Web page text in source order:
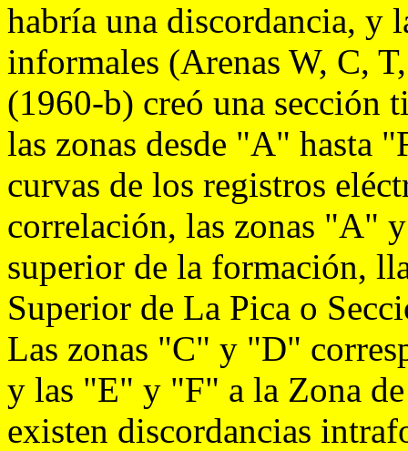
habría una discordancia, y
informales (Arenas W, C,
(1960-b) creó una sección
las zonas desde "A" hasta
curvas de los registros
correlación, las zonas "A"
superior de la formación,
Superior de La Pica o
Las zonas "C" y "D"
y las "E" y "F" a la Zona
existen discordancias